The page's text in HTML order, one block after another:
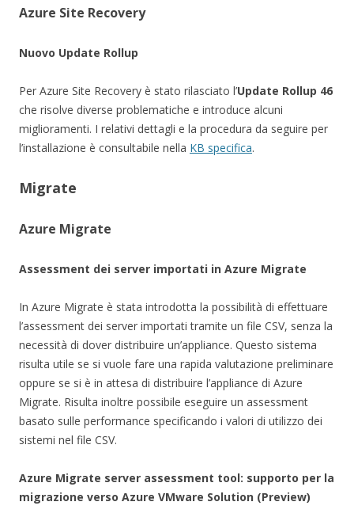
Azure Site Recovery
Nuovo Update Rollup
Per Azure Site Recovery è stato rilasciato l’Update Rollup 46
che risolve diverse problematiche e introduce alcuni
miglioramenti. I relativi dettagli e la procedura da seguire per
l’installazione è consultabile nella KB specifica.
Migrate
Azure Migrate
Assessment dei server importati in Azure Migrate
In Azure Migrate è stata introdotta la possibilità di effettuare
l’assessment dei server importati tramite un file CSV, senza la
necessità di dover distribuire un’appliance. Questo sistema
risulta utile se si vuole fare una rapida valutazione preliminare
oppure se si è in attesa di distribuire l’appliance di Azure
Migrate. Risulta inoltre possibile eseguire un assessment
basato sulle performance specificando i valori di utilizzo dei
sistemi nel file CSV.
Azure Migrate server assessment tool: supporto per la
migrazione verso Azure VMware Solution (Preview)